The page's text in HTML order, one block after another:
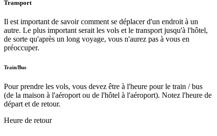
Transport
Il est important de savoir comment se déplacer d'un endroit à un
autre. Le plus important serait les vols et le transport jusqu'à l'hôtel,
de sorte qu'après un long voyage, vous n'aurez pas à vous en
préoccuper.
Train/Bus
Pour prendre les vols, vous devez être à l'heure pour le train / bus
(de la maison à l'aéroport ou de l'hôtel à l'aéroport). Notez l'heure de
départ et de retour.
Heure de retour